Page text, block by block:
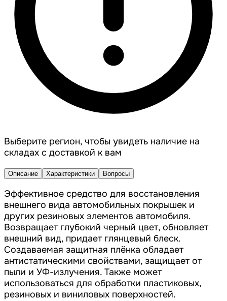
Выберите регион, чтобы увидеть наличие на
складах с доставкой к вам
Описание Характеристики Вопросы
Эффективное средство для восстановления
внешнего вида автомобильных покрышек и
других резиновых элементов автомобиля.
Возвращает глубокий черный цвет, обновляет
внешний вид, придает глянцевый блеск.
Создаваемая защитная плёнка обладает
антистатическими свойствами, защищает от
пыли и УФ-излучения. Также может
использоваться для обработки пластиковых,
резиновых и виниловых поверхностей.